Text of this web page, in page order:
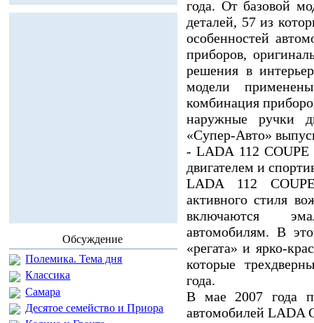
Обсуждение
Полемика. Тема дня
Классика
Самара
Десятое семейство и Приора
года. От базовой
деталей, 57 из
особенностей
приборов,
решения в
модели
комбинация
наружные ручки
«Супер-Авто»
- LADA 112 COUPE
двигателем и
LADA 112
активного стиля
включаются
автомобилям. В
«регата» и ярко-
которые
года.
В мае 2007 года
автомобилей LADA